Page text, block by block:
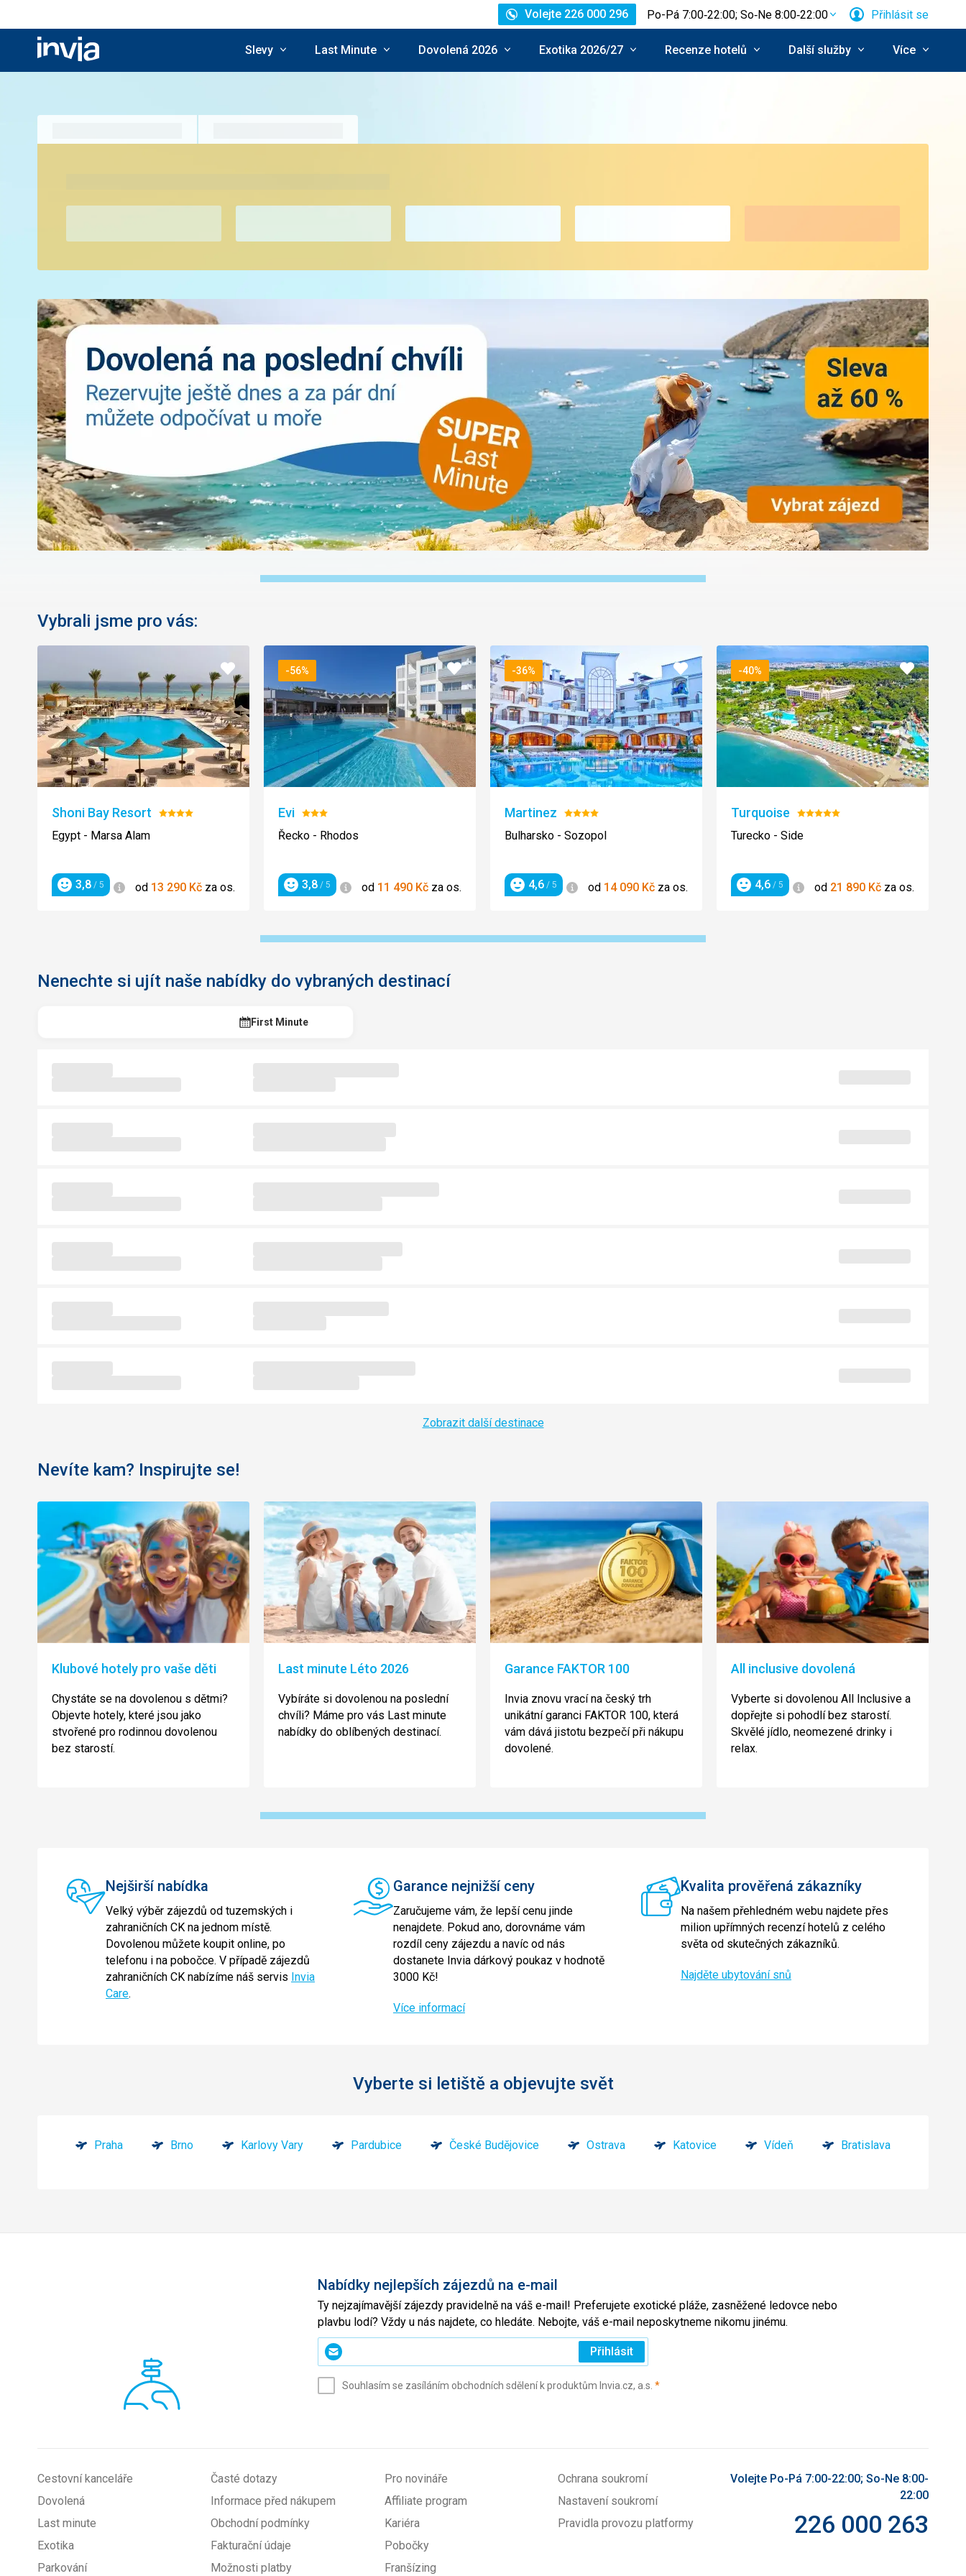
Invia.cz
Volejte 226 000 296 Po-Pá 7:00‑22:00; So‑Ne 8:00‑22:00 Přihlásit se
Slevy Last Minute Dovolená 2026 Exotika 2026/27 Recenze hotelů Další služby Více
Vybrali jsme pro vás:
Přidat
do
oblíbených
Shoni Bay Resort Hodnocení:
Egypt - Marsa Alam
Hodnocení
3,8 / 5 Informace
od 13 290 Kč za os.
-56%
Přidat
do
oblíbených
Evi Hodnocení:
3/5
Řecko - Rhodos
Hodnocení
3,8 / 5 Informace
od 11 490 Kč za os.
-36%
Přidat
do
oblíbených
Martinez Hodnocení:
4/5
Bulharsko - Sozopol
Hodnocení
4,6 / 5 Informace
od 14 090 Kč za os.
-40%
Přidat
do
Turquoise Hodnocení:
5/5
Turecko - Side
Hodnocení
4,6 / 5 Informace
od 21 890 Kč za os.
Nenechte si ujít naše nabídky do vybraných destinací
First Minute
Zobrazit další destinace
Nevíte kam? Inspirujte se!
Klubové hotely pro vaše děti
Chystáte se na dovolenou s dětmi?
Objevte hotely, které jsou jako
stvořené pro rodinnou dovolenou
bez starostí.
Last minute Léto 2026
Vybíráte si dovolenou na poslední
chvíli? Máme pro vás Last minute
nabídky do oblíbených destinací.
Garance FAKTOR 100
Invia znovu vrací na český trh
unikátní garanci FAKTOR 100, která
vám dává jistotu bezpečí při nákupu
dovolené.
All inclusive dovolená
Vyberte si dovolenou All Inclusive a
dopřejte si pohodlí bez starostí.
Skvělé jídlo, neomezené drinky i
relax.
Nejširší nabídka
Velký výběr zájezdů od tuzemských i
zahraničních CK na jednom místě.
Dovolenou můžete koupit online, po
telefonu i na pobočce. V případě zájezdů
zahraničních CK nabízíme náš servis Invia
Care.
Garance nejnižší ceny
Zaručujeme vám, že lepší cenu jinde
nenajdete. Pokud ano, dorovnáme vám
rozdíl ceny zájezdu a navíc od nás
dostanete Invia dárkový poukaz v hodnotě
3000 Kč!
Více informací
Kvalita prověřená zákazníky
Na našem přehledném webu najdete přes
milion upřímných recenzí hotelů z celého
světa od skutečných zákazníků.
Najděte ubytování snů
Vyberte si letiště a objevujte svět
Praha Brno Karlovy Vary Pardubice České Budějovice Ostrava Katovice Vídeň Bratislava
Nabídky nejlepších zájezdů na e-mail
Ty nejzajímavější zájezdy pravidelně na váš e-mail! Preferujete exotické pláže, zasněžené ledovce nebo
plavbu lodí? Vždy u nás najdete, co hledáte. Nebojte, váš e-mail neposkytneme nikomu jinému.
Zadejte
svůj
Přihlásit
Souhlasím se zasíláním obchodních sdělení k produktům Invia.cz, a.s. *(povinné)
Cestovní kanceláře
Dovolená
Last minute
Exotika
Parkování
Časté dotazy
Informace před nákupem
Obchodní podmínky
Fakturační údaje
Možnosti platby
Pro novináře
Affiliate program
Kariéra
Pobočky
Franšízing
Ochrana soukromí
Nastavení soukromí
Pravidla provozu platformy
Volejte Po-Pá 7:00-22:00; So-Ne 8:00-
22:00
226 000 263